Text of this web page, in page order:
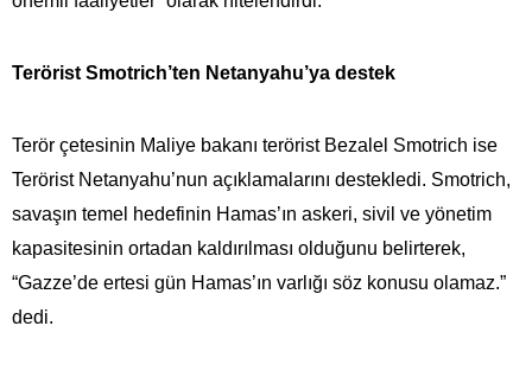
Terörist Smotrich’ten Netanyahu’ya destek
Terör çetesinin Maliye bakanı terörist Bezalel Smotrich ise
Terörist Netanyahu’nun açıklamalarını destekledi. Smotrich,
savaşın temel hedefinin Hamas’ın askeri, sivil ve yönetim
kapasitesinin ortadan kaldırılması olduğunu belirterek,
“Gazze’de ertesi gün Hamas’ın varlığı söz konusu olamaz.”
dedi.